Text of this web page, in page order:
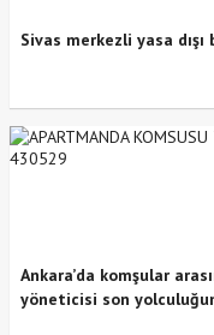
Sivas merkezli yasa
Ankara’da komşular
yöneticisi son